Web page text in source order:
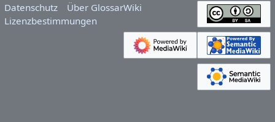
Datenschutz
Über GlossarWiki
Lizenzbestimmungen